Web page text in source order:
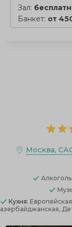
Зал:
Банкет: от
Москва,
Алкоголь
Кухня:
азербайджанская,